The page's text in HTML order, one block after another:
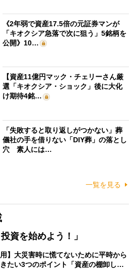
《2年弱で資産17.5倍の元証券マンが
「キオクシア急落で次に狙う」5銘柄を
公開》10…
【資産11億円マック・チェリーさん厳
選「キオクシア・ショック」後に大化
け期待4銘…
「失敗すると取り返しがつかない」葬
儀社の手を借りない「DIY葬」の落とし
穴 素人には…
一覧を見る
資を始めよう！」
用】大災害時に慌てないために平時から
たい3つのポイント「資産の棚卸し…